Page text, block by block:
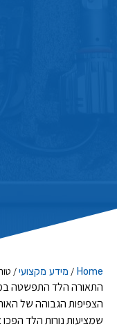
Home
/ מידע מקצועי/
התאורה הלד התפשטה
הצפיפות הגבוהה של
שמציעות נורות הלד